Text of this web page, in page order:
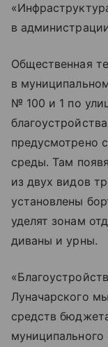
в
Общественная
в
№ 100 и 1 по
предусмотрено
среды. Там
из двух видов
установлены
уделят зонам
диваны и урны.
Луначарского
средств